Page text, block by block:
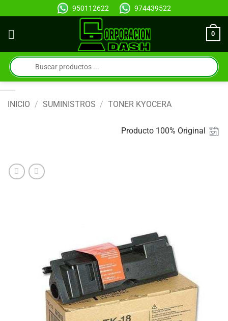
al
contenido
950112622 974439522
0
Búsqueda
de
productos
INICIO / SUMINISTROS / TONER KYOCERA
Producto 100% Original